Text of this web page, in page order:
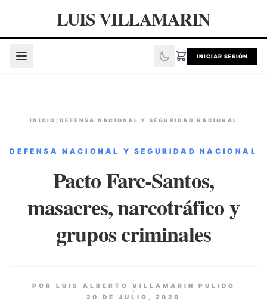
LUIS VILLAMARIN
INICIAR SESIÓN
INICIO / DEFENSA NACIONAL Y SEGURIDAD NACIONAL
DEFENSA NACIONAL Y SEGURIDAD NACIONAL
Pacto Farc-Santos,
masacres, narcotráfico y
grupos criminales
POR LUIS ALBERTO VILLAMARIN PULIDO
20 DE JULIO, 2020